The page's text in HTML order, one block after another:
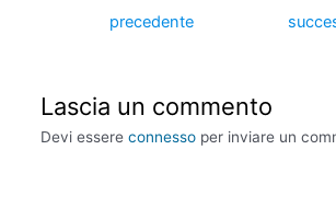
precedente
Lascia un commento
Devi essere connessoper inviare un